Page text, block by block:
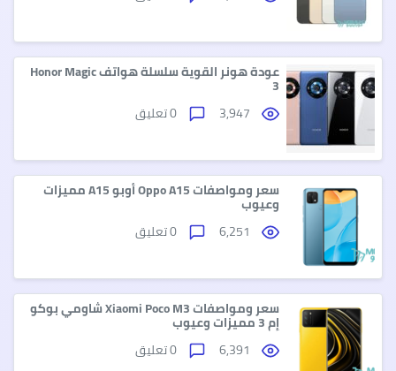
عودة هونر القوية سلسلة هواتف Honor Magic
3
سعر ومواصفات Oppo A15 أوبو A15 مميزات
وعيوب
سعر ومواصفات Xiaomi Poco M3 شاومي بوكو
إم 3 مميزات وعيوب